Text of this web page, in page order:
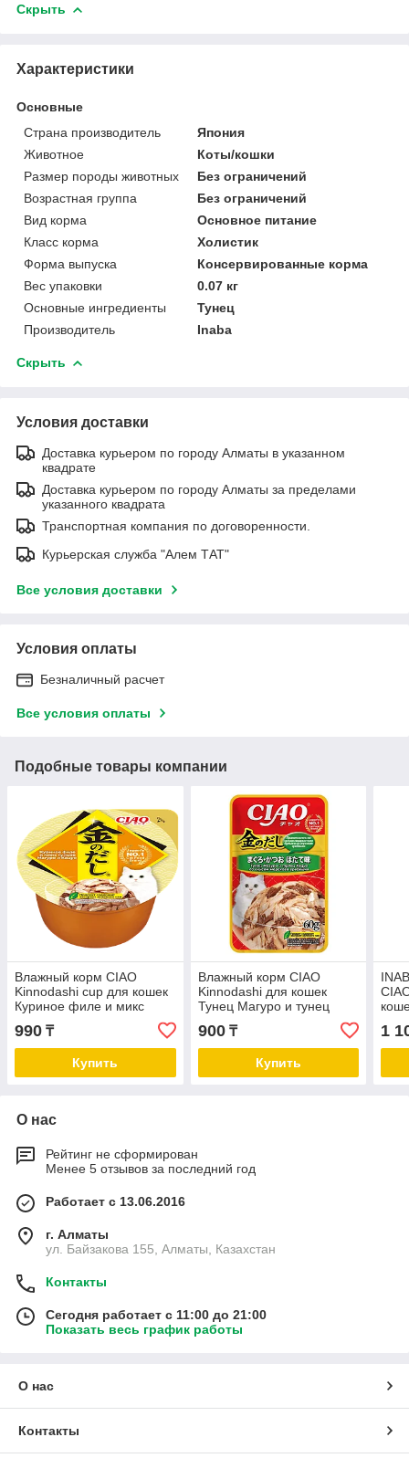
Скрыть
Характеристики
Основные
Страна производитель
Япония
Животное
Коты/кошки
Размер породы животных
Без ограничений
Возрастная группа
Без ограничений
Вид корма
Основное питание
Класс корма
Холистик
Форма выпуска
Консервированные корма
Вес упаковки
0.07 кг
Основные ингредиенты
Тунец
Производитель
Inaba
Скрыть
Условия доставки
Доставка курьером по городу Алматы в указанном
квадрате
Доставка курьером по городу Алматы за пределами
указанного квадрата
Транспортная компания по договоренности.
Курьерская служба "Алем ТАТ"
Все условия доставки
Условия оплаты
Безналичный расчет
Все условия оплаты
Подобные товары компании
Влажный корм CIAO
Kinnodashi cup для кошек
Куриное филе и микс
тунцов Магуро и Кацуо,
консервы 70г
990 ₸
Купить
Влажный корм CIAO
Kinnodashi для кошек
Тунец Магуро и тунец
Кацуо со вкусом морского
гребешка, паучи 60г
900₸
Купить
1
О нас
Рейтинг не сформирован
Менее 5 отзывов за последний год
Работает с 13.06.2016
г. Алматы
ул. Байзакова 155, Алматы, Казахстан
Контакты
Сегодня работает с 11:00 до 21:00
Показать весь график работы
О нас
Контакты